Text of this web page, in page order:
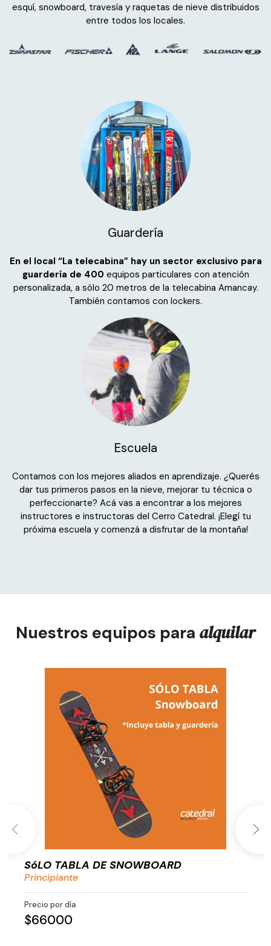
esquí, snowboard, travesía y raquetas de nieve distribuidos
entre todos los locales.
Guardería
En el local “La telecabina” hay un sector exclusivo para
guardería de 400 equipos particulares con atención
personalizada, a sólo 20 metros de la telecabina Amancay.
También contamos con lockers.
Escuela
Contamos con los mejores aliados en aprendizaje. ¿Querés
dar tus primeros pasos en la nieve, mejorar tu técnica o
perfeccionarte? Acá vas a encontrar a los mejores
instructores e instructoras del Cerro Catedral. ¡Elegí tu
próxima escuela y comenzá a disfrutar de la montaña!
Nuestros equipos para alquilar
SóLO TABLA DE SNOWBOARD
Principiante
Precio por día
$66000